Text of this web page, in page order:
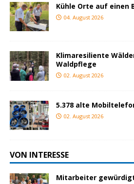
Kühle Orte auf einen
04. August 2026
Klimaresiliente
Waldpflege
02. August 2026
5.378 alte
02. August 2026
VON INTERESSE
Mitarbeiter